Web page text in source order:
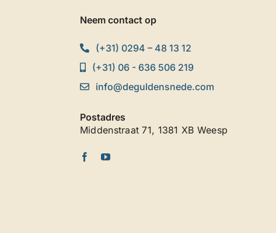
Neem contact op
(+31) 0294 – 48 13 12
(+31) 06 - 636 506 219
info@deguldensnede.com
Postadres
Middenstraat 71, 1381 XB Weesp